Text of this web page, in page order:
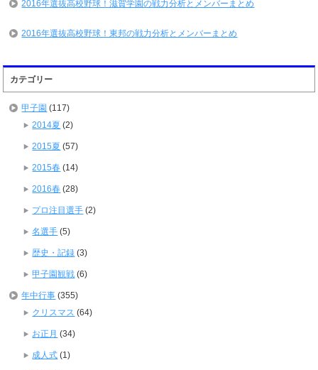
2016年選抜高校野球！滋賀学園の戦力分析とメンバーまとめ
2016年選抜高校野球！東邦の戦力分析とメンバーまとめ
カテゴリー
甲子園 (117)
2014夏 (2)
2015夏 (57)
2015春 (14)
2016春 (28)
プロ注目選手 (2)
名選手 (5)
歴史・記録 (3)
甲子園観戦 (6)
年中行事 (355)
クリスマス (64)
お正月 (34)
成人式 (1)